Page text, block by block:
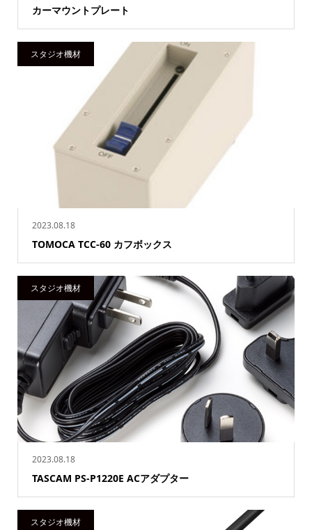
カーマウントプレート
2023.08.18
TOMOCA TCC-60 カフボックス
スタジオ機材
2023.08.18
TASCAM PS-P1220E ACアダプター
スタジオ機材
スタジオ機材